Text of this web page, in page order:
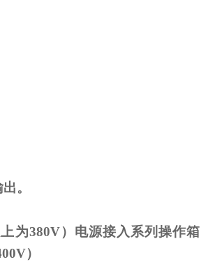
。
为380V）电源接入系列操作箱
）